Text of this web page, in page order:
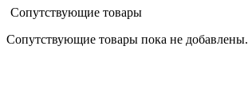
Сопутствующие товары
Сопутствующие товары пока не добавлены.